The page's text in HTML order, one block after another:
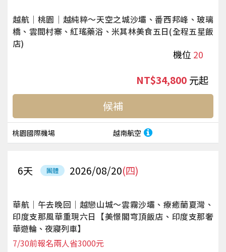
越航｜桃園｜越純粹～天空之城沙壩、番西邦峰、玻璃
橋、雲間村寨、紅瑤藥浴、米其林美食五日(全程五星飯
店)
機位 20
桃園國際機場 越南航空
NT$34,800 起
候補
團體 2026/08/20(四)
6天
華航｜午去晚回｜越戀山城～雲霧沙壩、療癒蘭夏灣、
印度支那風華重現六日【美憬閣穹頂飯店、印度支那奢
華遊輪、夜寢列車】
7/30前報名兩人省3000元